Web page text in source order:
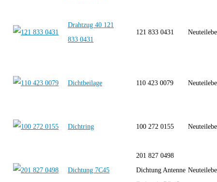
Drahtzug 40 121
833 0431
121 833 0431
Dichtbeilage 110 423 0079
Dichtring 100 272 0155
Dichtung 7C45
201 827 0498
Dichtung Antenne